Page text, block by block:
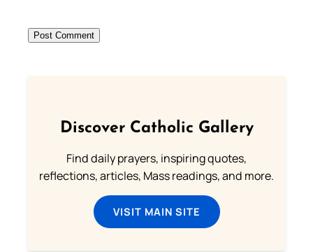
Discover Catholic Gallery
Find daily prayers, inspiring quotes,
reflections, articles, Mass readings, and more.
VISIT MAIN SITE